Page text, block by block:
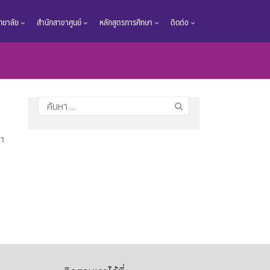
ยาลัย สำนักสาขาศูนย์ หลักสูตรการศึกษา ติดต่อ
ค้นหา
สำหรับ: